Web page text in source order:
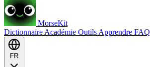
MorseKit
Dictionnaire Académie Outils Apprendre FAQ